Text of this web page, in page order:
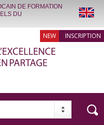
DE FORMATION
DU
INSCRIPTION